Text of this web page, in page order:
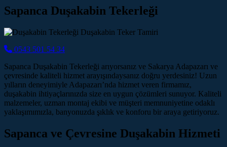
Sapanca Duşakabin Tekerleği
0543 501 54 34
Sapanca Duşakabin Tekerleği arıyorsanız ve Sakarya Adapazarı ve
çevresinde kaliteli hizmet arayışındaysanız doğru yerdesiniz! Uzun
yılların deneyimiyle Adapazarı’nda hizmet veren firmamız,
duşakabin ihtiyaçlarınızda size en uygun çözümleri sunuyor. Kaliteli
malzemeler, uzman montaj ekibi ve müşteri memnuniyetine odaklı
yaklaşımımızla, banyonuzda şıklık ve konforu bir araya getiriyoruz.
Sapanca ve Çevresine Duşakabin Hizmeti